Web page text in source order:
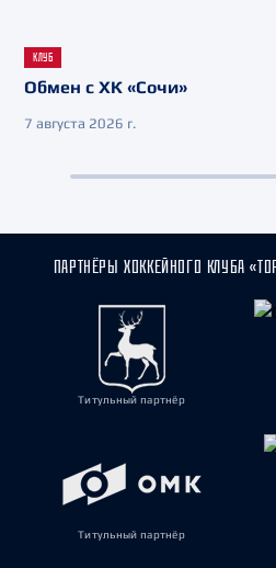
КЛУБ
Обмен с ХК «Сочи»
7 августа 2026 г.
ПАРТНЁРЫ ХОККЕЙНОГО КЛУБА
Титульный партнёр
Титульный партнёр